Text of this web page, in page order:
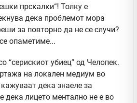
прскалки“! Толку е
дека проблемот мора
за повторно да не се случи?
опаметиме...
“серискиот убиец“ од Челопек.
на локален медиум во
кажуваат дека знаеле за
дека лицето ментално не е во